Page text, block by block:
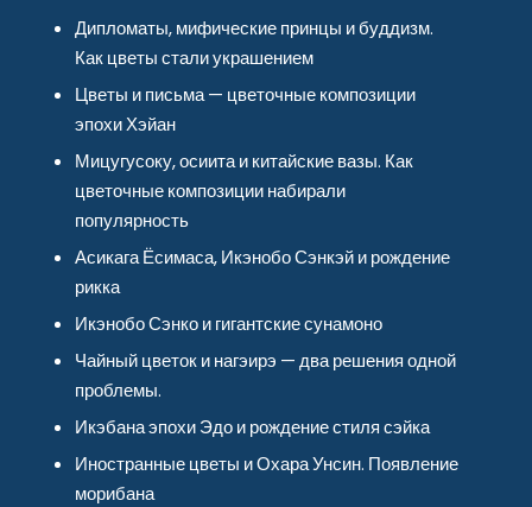
Дипломаты, мифические принцы и буддизм.
Как цветы стали украшением
Цветы и письма — цветочные композиции
эпохи Хэйан
Мицугусоку, осиита и китайские вазы. Как
цветочные композиции набирали
популярность
Асикага Ёсимаса, Икэнобо Сэнкэй и рождение
рикка
Икэнобо Сэнко и гигантские сунамоно
Чайный цветок и нагэирэ — два решения одной
проблемы.
Икэбана эпохи Эдо и рождение стиля сэйка
Иностранные цветы и Охара Унсин. Появление
морибана